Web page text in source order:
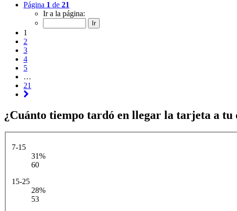
Página 1 de 21
Ir a la página:
1
2
3
4
5
…
21
¿Cuánto tiempo tardó en llegar la tarjeta a tu
7-15
31%
60
15-25
28%
53